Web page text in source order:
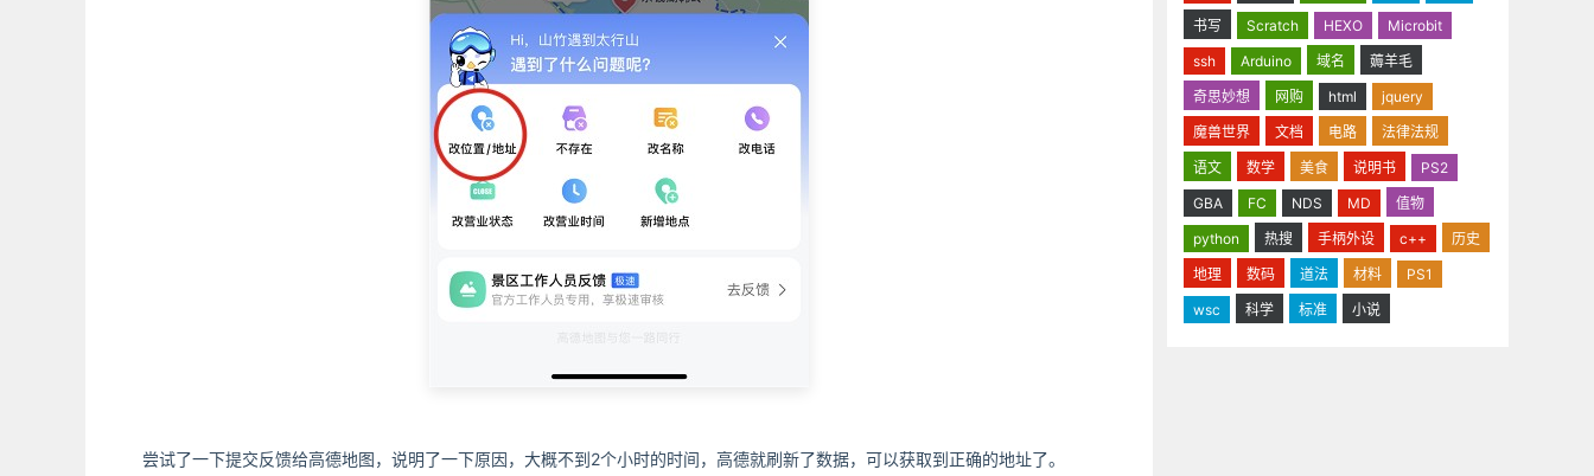
尝试了一下提交反馈给高德地图，说明了一下原因，大概不到2个小时的时间，高德就刷新了数据，可以获取到正确的地址了。
书写
Scratch HEXO
Microbit
ssh
Arduino 域名
薅羊毛
奇思妙想
网购 html
jquery
魔兽世界
文档 电路
法律法规
语文
数学 美食 说明书
PS2
GBA
FC NDS MD
值物
python
热搜 手柄外设 c++
历史
地理
数码 道法 材料
PS1
wsc
科学 标准 小说